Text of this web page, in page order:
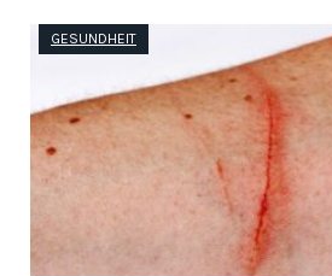
GESUNDHEIT